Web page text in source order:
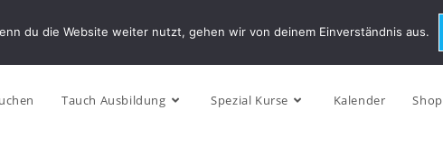
Tauch Ausbildung Spezial Kurse Kalender Shop
du die Website weiter nutzt, gehen wir von deinem Einverständnis aus.